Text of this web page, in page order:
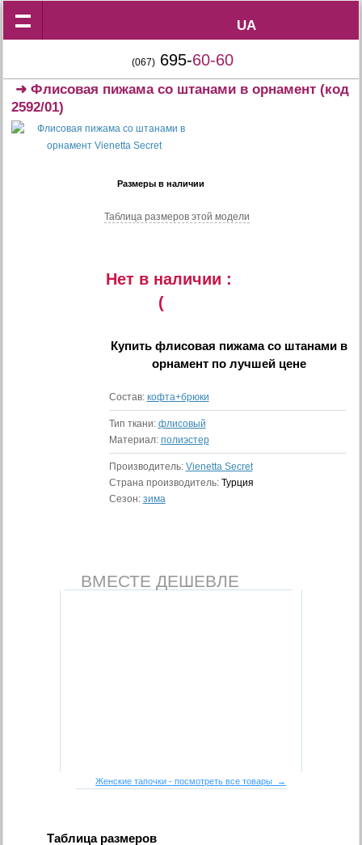
UA
UA
(067) 695-60-60
➜Флисовая пижама со штанами в орнамент (код
2592/01)
Размеры в наличии
Таблица размеров этой модели
Нет в наличии :
(
Купитьфлисовая пижама со штанами в
орнамент по лучшей цене
Состав: кофта+брюки
Тип ткани: флисовый
Материал: полиэстер
Производитель: Vienetta Secret
Страна производитель: Турция
Сезон: зима
ВМЕСТЕ ДЕШЕВЛЕ
Женские тапочки - посмотреть все товары →
Таблица размеров